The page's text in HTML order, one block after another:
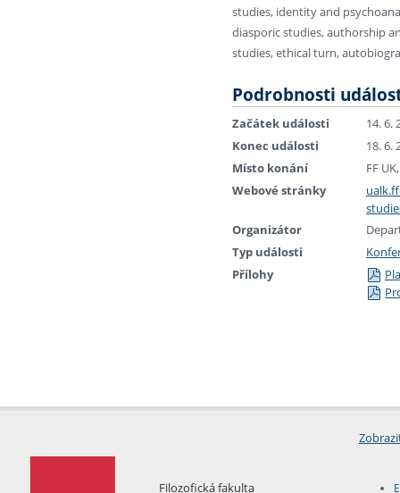
studies, identity and
diasporic studies, authorship
studies, ethical turn,
Podrobnosti
Začátek události
14. 6.
Konec události
18. 6.
Místo konání
FF
Webové stránky
Organizátor
Typ události
Přílohy
Filozofická fakulta